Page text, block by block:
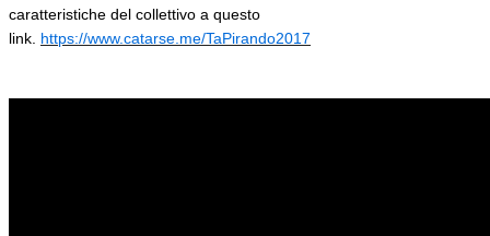
caratteristiche del collettivo a questo
link. https://www.catarse.me/TaPirando2017